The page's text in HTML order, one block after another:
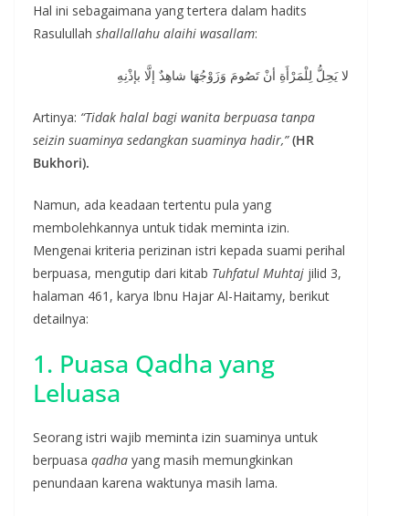
Hal ini sebagaimana yang tertera dalam hadits
Rasulullah shallallahu alaihi wasallam:
لا يَحِلُّ لِلْمَرْأَةِ أنْ تَصُومَ وَزَوْجُهَا شاهِدٌ إلَّا بإذْنِهِ
Artinya: “Tidak halal bagi wanita berpuasa tanpa
seizin suaminya sedangkan suaminya hadir,” (HR
Bukhori).
Namun, ada keadaan tertentu pula yang
membolehkannya untuk tidak meminta izin.
Mengenai kriteria perizinan istri kepada suami perihal
berpuasa, mengutip dari kitab Tuhfatul Muhtaj jilid 3,
halaman 461, karya Ibnu Hajar Al-Haitamy, berikut
detailnya:
1. Puasa Qadha yang
Leluasa
Seorang istri wajib meminta izin suaminya untuk
berpuasa qadha yang masih memungkinkan
penundaan karena waktunya masih lama.